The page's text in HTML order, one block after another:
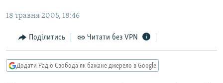
Перейти
пошуку
СУСПІЛЬСТВО
КУЛЬТУРА
СПОРТ
ДОНБАС.РЕАЛІЇ
КРИМ.РЕАЛІЇ
ТИ ЯК?
18 травня 2005, 18:46
Поділитись Читати без VPN
Додати Радіо Свобода як бажане джерело в Google